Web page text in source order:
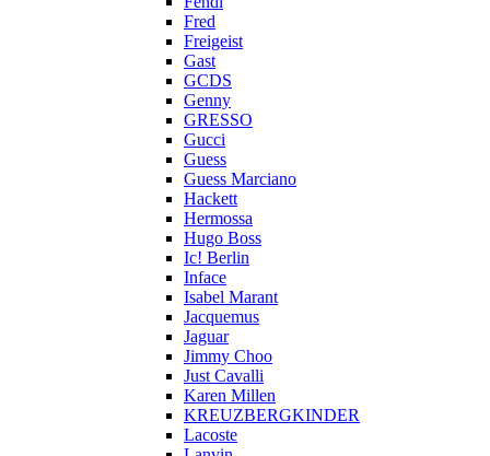
Fred
Freigeist
Gast
GCDS
Genny
GRESSO
Gucci
Guess
Guess Marciano
Hackett
Hermossa
Hugo Boss
Ic! Berlin
Inface
Isabel Marant
Jacquemus
Jaguar
Jimmy Choo
Just Cavalli
Karen Millen
KREUZBERGKINDER
Lacoste